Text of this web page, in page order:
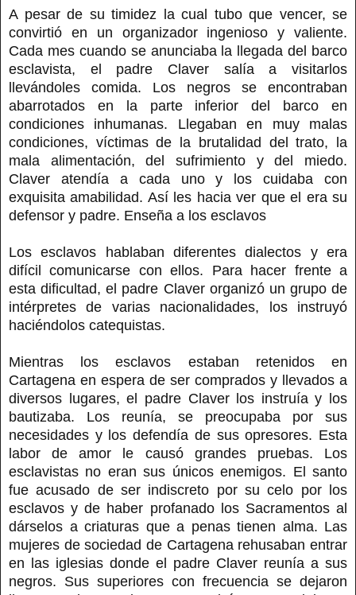
A pesar de su timidez la cual tubo que vencer, se
convirtió en un organizador ingenioso y valiente.
Cada mes cuando se anunciaba la llegada del barco
esclavista, el padre Claver salía a visitarlos
llevándoles comida. Los negros se encontraban
abarrotados en la parte inferior del barco en
condiciones inhumanas. Llegaban en muy malas
condiciones, víctimas de la brutalidad del trato, la
mala alimentación, del sufrimiento y del miedo.
Claver atendía a cada uno y los cuidaba con
exquisita amabilidad. Así les hacia ver que el era su
defensor y padre. Enseña a los esclavos
Los esclavos hablaban diferentes dialectos y era
difícil comunicarse con ellos. Para hacer frente a
esta dificultad, el padre Claver organizó un grupo de
intérpretes de varias nacionalidades, los instruyó
haciéndolos catequistas.
Mientras los esclavos estaban retenidos en
Cartagena en espera de ser comprados y llevados a
diversos lugares, el padre Claver los instruía y los
bautizaba. Los reunía, se preocupaba por sus
necesidades y los defendía de sus opresores. Esta
labor de amor le causó grandes pruebas. Los
esclavistas no eran sus únicos enemigos. El santo
fue acusado de ser indiscreto por su celo por los
esclavos y de haber profanado los Sacramentos al
dárselos a criaturas que a penas tienen alma. Las
mujeres de sociedad de Cartagena rehusaban entrar
en las iglesias donde el padre Claver reunía a sus
negros. Sus superiores con frecuencia se dejaron